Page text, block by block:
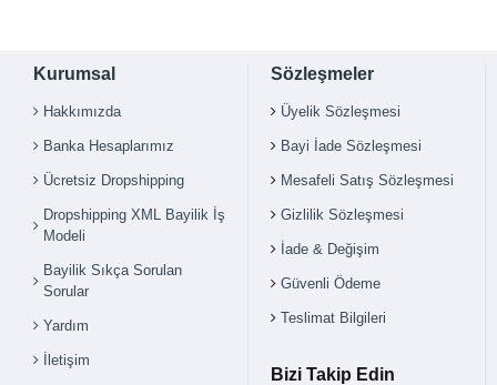
Kurumsal
Hakkımızda
Banka Hesaplarımız
Ücretsiz Dropshipping
Dropshipping XML Bayilik İş
Modeli
Bayilik Sıkça Sorulan
Sorular
Yardım
İletişim
Sözleşmeler
Üyelik Sözleşmesi
Bayi İade Sözleşmesi
Mesafeli Satış Sözleşmesi
Gizlilik Sözleşmesi
İade & Değişim
Güvenli Ödeme
Teslimat Bilgileri
Bizi Takip Edin